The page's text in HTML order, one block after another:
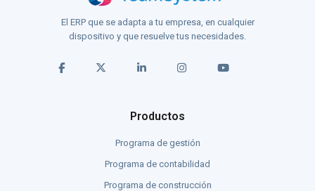
El ERP que se adapta a tu empresa, en cualquier
dispositivo y que resuelve tus necesidades.
Productos
Programa de gestión
Programa de contabilidad
Programa de construcción